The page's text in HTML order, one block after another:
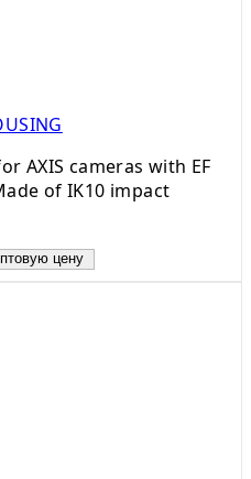
AXIS cameras with EF
of IK10 impact
цену